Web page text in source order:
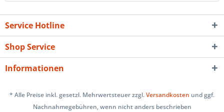
Service Hotline
Shop Service
Informationen
* Alle Preise inkl. gesetzl. Mehrwertsteuer zzgl.Versandkosten und ggf.
Nachnahmegebühren, wenn nicht anders beschrieben